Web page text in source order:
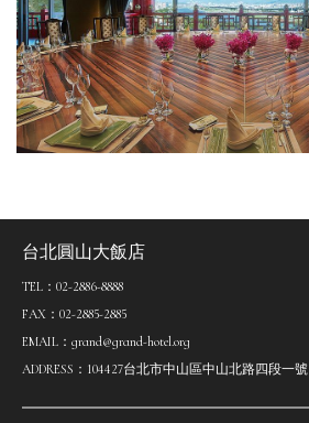
台北圓山大飯店
TEL：02-2886-8888
FAX：02-2885-2885
EMAIL：grand@grand-hotel.org
ADDRESS：104427台北市中山區中山北路四段一號